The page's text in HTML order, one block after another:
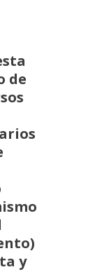
de
y